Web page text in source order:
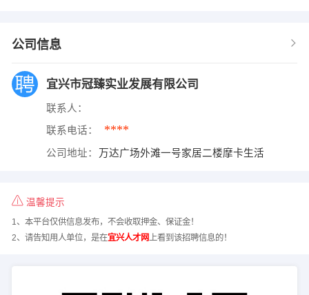
公司信息
宜兴市冠臻实业发展有限公司
联系人：
联系电话： ****
公司地址： 万达广场外滩一号家居二楼摩卡生活
温馨提示
1、本平台仅供信息发布，不会收取押金、保证金！
2、请告知用人单位，是在宜兴人才网 上看到该招聘信息的！